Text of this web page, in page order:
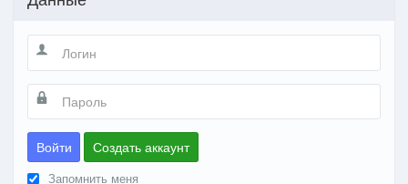
Войти Создать аккаунт
Запомнить меня